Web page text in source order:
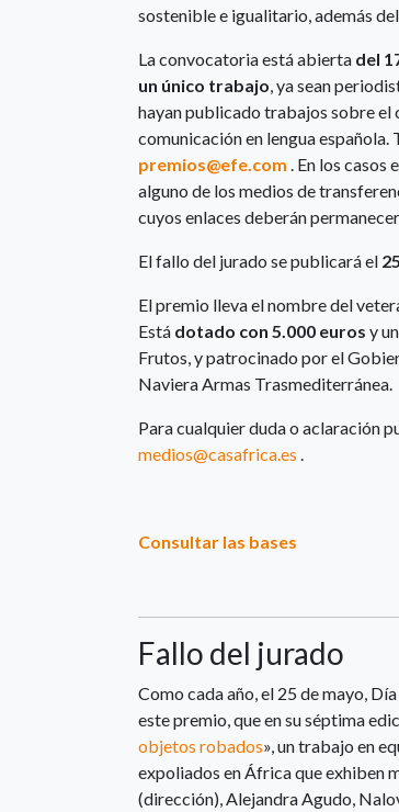
sostenible e igualitario, además
La convocatoria está abierta del
un único trabajo , ya sean
hayan publicado trabajos sobre el
comunicación en lengua
premios@efe.com . En los
alguno de los medios de
cuyos enlaces deberán
El fallo del jurado se publicará el
El premio lleva el nombre del
Está dotado con 5.000 euros y
Frutos, y patrocinado por el
Naviera Armas Trasmediterránea.
Para cualquier duda o aclaración
medios@casafrica.es
Consultar las bases
Fallo del jurado
Como cada año, el 25 de mayo,
este premio, que en su séptima
objetos robados», un trabajo en
expoliados en África que exhiben
(dirección), Alejandra Agudo,